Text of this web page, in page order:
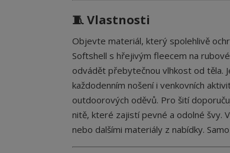
🧵 Vlastnosti
Objevte materiál, který spolehlivě
Softshell s hřejivým fleecem na
odvádět přebytečnou vlhkost od těla.
každodenním nošení i venkovních
outdoorových oděvů. Pro šití
nitě, které zajistí pevné a odolné švy.
nebo dalšími materiály z nabídky.